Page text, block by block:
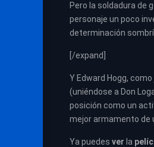
Pero la soldadura de
personaje un poco
determinación
[/expand]
Y Edward Hogg,
(uniéndose a Don
posición como un
mejor armamento de
Ya puedes ver la